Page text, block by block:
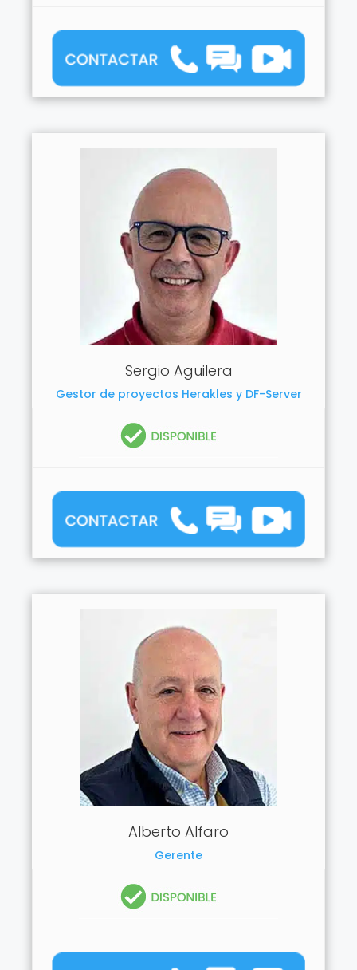
Sergio Aguilera
Gestor de proyectos Herakles y DF-Server
Alberto Alfaro
Gerente